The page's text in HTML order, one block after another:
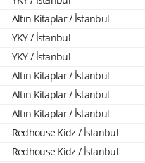
Altın Kitaplar / İstanbul
YKY / İstanbul
YKY / İstanbul
Altın Kitaplar / İstanbul
Altın Kitaplar / İstanbul
Altın Kitaplar / İstanbul
Redhouse Kidz / İstanbul
Redhouse Kidz / İstanbul